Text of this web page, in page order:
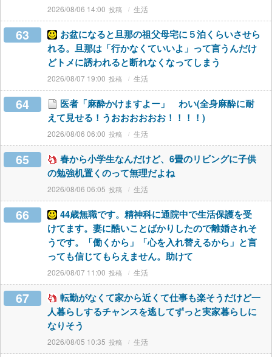
2026/08/06 14:00 生活
63
お盆になると旦那の祖父母宅に５泊くらいさせら
れる。旦那は「行かなくていいよ」って言うんだけ
どトメに誘われると断れなくなってしまう
2026/08/07 19:00 生活
64
医者「麻酔かけますよー」 わい(全身麻酔に耐
えて見せる！うおおおおおお！！！！)
2026/08/06 06:00 生活
65
春から小学生なんだけど、6畳のリビングに子供
の勉強机置くのって無理だよね
2026/08/06 06:05 生活
66
44歳無職です。精神科に通院中で生活保護を受
けてます。妻に酷いことばかりしたので離婚されそ
うです。「働くから」「心を入れ替えるから」と言
っても信じてもらえません。助けて
2026/08/07 11:00 生活
67
転勤がなくて家から近くて仕事も楽そうだけど一
人暮らしするチャンスを逃してずっと実家暮らしに
なりそう
2026/08/05 10:35 生活